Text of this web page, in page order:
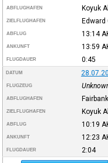
ABFLUGHAFEN Koyuk
ZIELFLUGHAFEN Edward
ABFLUG 13:14
ANKUNFT 13:59
FLUGDAUER 0:45
DATUM
FLUGZEUG
ABFLUGHAFEN
ZIELFLUGHAFEN Koyuk
ABFLUG 10:19
ANKUNFT 12:23
FLUGDAUER 2:04